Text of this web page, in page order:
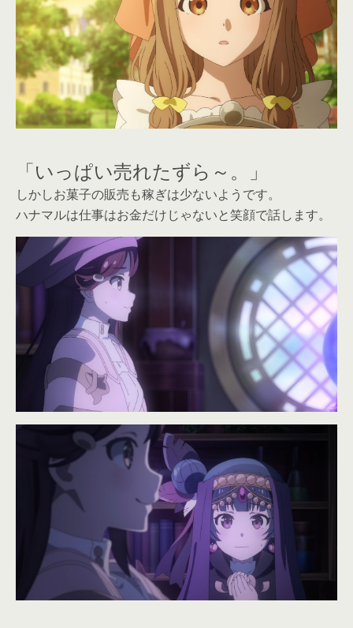
「いっぱい売れたずら～。」
しかしお菓子の販売も稼ぎは少ないようです。
ハナマルは仕事はお金だけじゃないと笑顔で話します。